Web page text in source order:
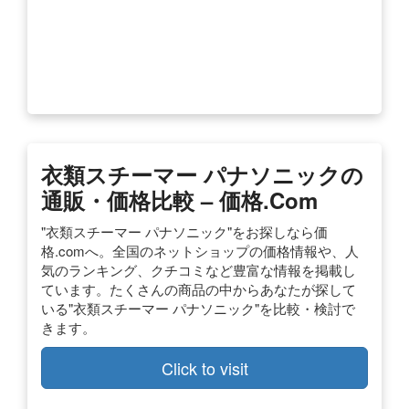
衣類スチーマー パナソニックの
通販・価格比較 – 価格.com
"衣類スチーマー パナソニック"をお探しなら価
格.comへ。全国のネットショップの価格情報や、人
気のランキング、クチコミなど豊富な情報を掲載し
ています。たくさんの商品の中からあなたが探して
いる"衣類スチーマー パナソニック"を比較・検討で
きます。
Click to visit